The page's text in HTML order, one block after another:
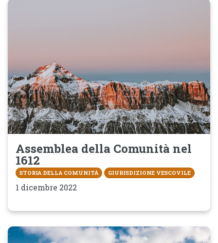
Assemblea della Comunità nel
1612
STORIA DELLA COMUNITÀ GIURISDIZIONE VESCOVILE
1 dicembre 2022